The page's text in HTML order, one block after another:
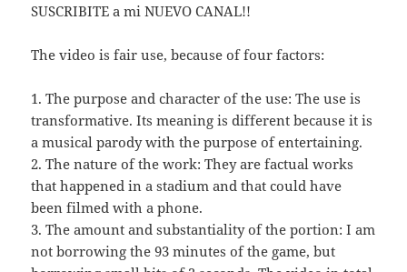
SUSCRIBITE a mi NUEVO CANAL!!
The video is fair use, because of four factors:
1. The purpose and character of the use: The use is
transformative. Its meaning is different because it is
a musical parody with the purpose of entertaining.
2. The nature of the work: They are factual works
that happened in a stadium and that could have
been filmed with a phone.
3. The amount and substantiality of the portion: I am
not borrowing the 93 minutes of the game, but